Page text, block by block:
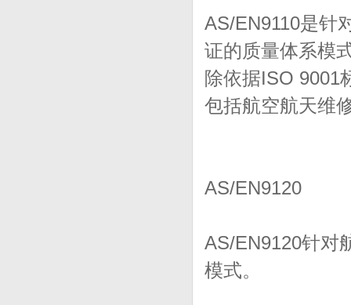
AS/EN9110是针
证的质量体系模
除依据ISO 9001
包括航空航天维
AS/EN9120
AS/EN9120针对
模式。